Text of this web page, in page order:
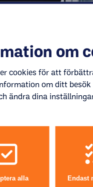
vår
om
cookies för att
om ditt
ändra dina
alla Endast